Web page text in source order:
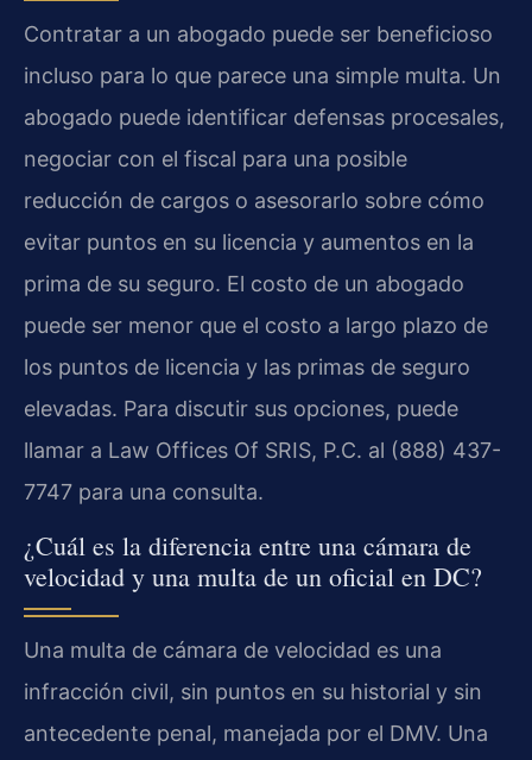
Contratar a un abogado puede ser beneficioso
incluso para lo que parece una simple multa. Un
abogado puede identificar defensas procesales,
negociar con el fiscal para una posible
reducción de cargos o asesorarlo sobre cómo
evitar puntos en su licencia y aumentos en la
prima de su seguro. El costo de un abogado
puede ser menor que el costo a largo plazo de
los puntos de licencia y las primas de seguro
elevadas. Para discutir sus opciones, puede
llamar a Law Offices Of SRIS, P.C. al (888) 437-
7747 para una consulta.
¿Cuál es la diferencia entre una cámara de
velocidad y una multa de un oficial en DC?
Una multa de cámara de velocidad es una
infracción civil, sin puntos en su historial y sin
antecedente penal, manejada por el DMV. Una